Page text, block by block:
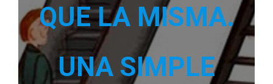
QUE LA MISMA.
UNA SIMPLE